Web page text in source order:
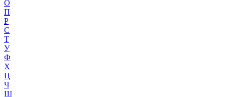
О
П
Р
С
Т
У
Ф
Х
Ц
Ч
Ш